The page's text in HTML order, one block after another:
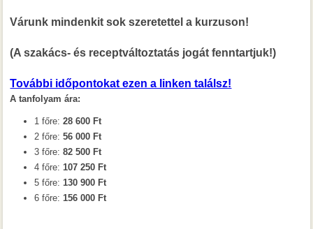
Várunk mindenkit sok szeretettel a kurzuson!
(A szakács- és receptváltoztatás jogát fenntartjuk!)
További időpontokat ezen a linken találsz!
A tanfolyam ára:
1 főre:28 600 Ft
2 főre:56 000 Ft
3 főre:82 500 Ft
4 főre:107 250 Ft
5 főre:130 900 Ft
6 főre:156 000 Ft